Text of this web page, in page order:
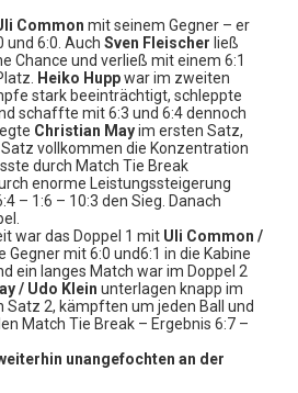
Common mit seinem Gegner – er
und 6:0. Auch Sven Fleischer ließ
Chance und verließ mit einem 6:1
Heiko Huppwar im zweiten
stark beeinträchtigt, schleppte
schaffte mit 6:3 und 6:4 dennoch
Christian Mayim ersten Satz,
vollkommen die Konzentration
durch Match Tie Break
enorme Leistungssteigerung
– 1:6 – 10:3 den Sieg. Danach
war das Doppel 1 mit Uli Common /
Gegner mit 6:0 und6:1 in die Kabine
ein langes Match war im Doppel 2
/ Udo Klein unterlagen knapp im
Satz 2, kämpften um jeden Ball und
Match Tie Break – Ergebnis 6:7 –
unangefochten an der